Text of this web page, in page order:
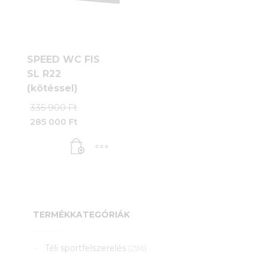
SPEED WC FIS
SL R22
(kötéssel)
335 900Ft
900 Ft.
285 000 Ft
TERMÉKKATEGÓRIÁK
Téli sportfelszerelés (296)